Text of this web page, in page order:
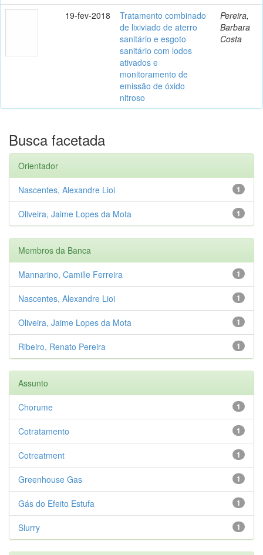
19-fev-2018
Tratamento combinado
de lixiviado de aterro
sanitário e esgoto
sanitário com lodos
ativados e
monitoramento de
emissão de óxido
nitroso
Pereira,
Barbara
Costa
Busca facetada
Orientador
1
Nascentes, Alexandre Lioi
1
Oliveira, Jaime Lopes da Mota
Membros da Banca
1
Mannarino, Camille Ferreira
1
Nascentes, Alexandre Lioi
1
Oliveira, Jaime Lopes da Mota
1
Ribeiro, Renato Pereira
Assunto
1
Chorume
1
Cotratamento
1
Cotreatment
1
Greenhouse Gas
1
Gás do Efeito Estufa
1
Slurry